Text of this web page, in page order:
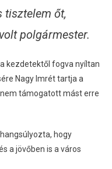
tisztelem őt,
polgármester.
kezdetektől fogva nyíltan
Nagy Imrét tartja a
támogatott mást erre
hogy
a jövőben is a város